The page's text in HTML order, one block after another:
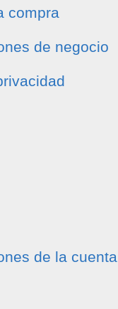
compra
de negocio
de la cuenta